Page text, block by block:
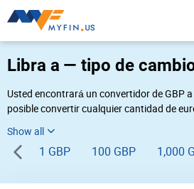
Libra a — tipo de
Usted encontrará un convertidor de GBP
posible convertir cualquier cantidad de
usted necesita una conversión inversa,
deIMP GBP.
1 GBP 100 GBP 1,000